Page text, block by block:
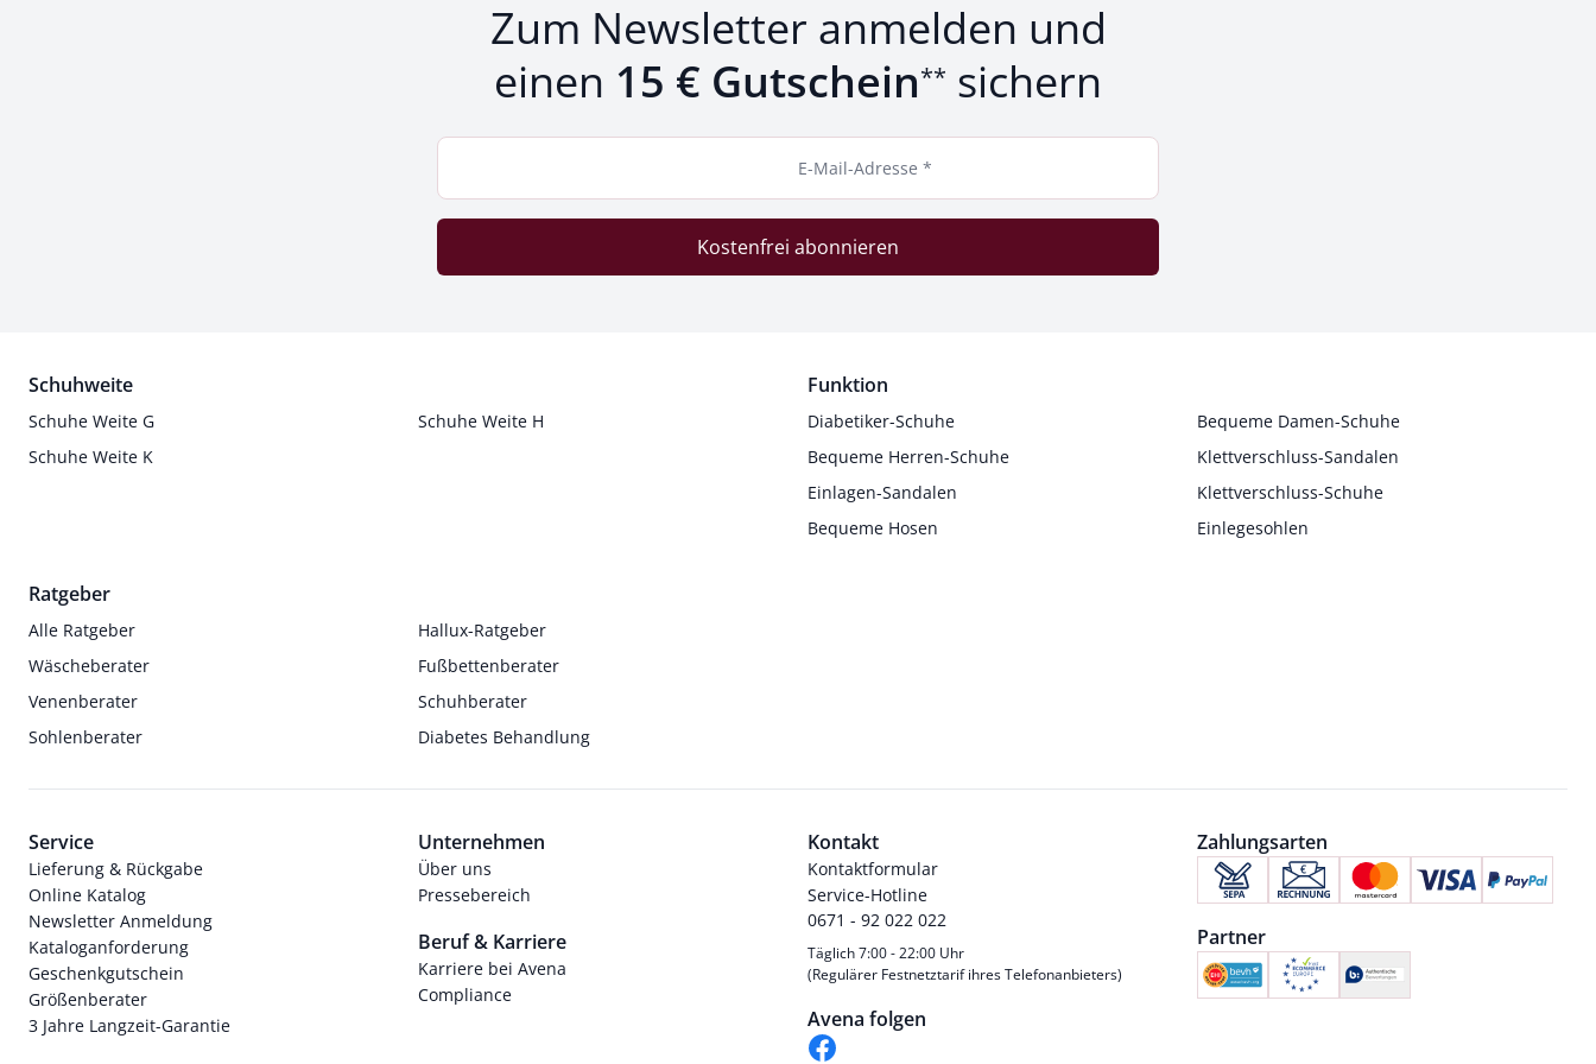
Zum Newsletter anmelden und
einen 15 € Gutschein** sichern
E-Mail-Adresse *
Kostenfrei abonnieren
Schuhweite
Schuhe Weite G
Schuhe Weite H
Schuhe Weite K
Funktion
Diabetiker-Schuhe
Bequeme Damen-Schuhe
Bequeme Herren-Schuhe
Klettverschluss-Sandalen
Einlagen-Sandalen
Klettverschluss-Schuhe
Bequeme Hosen
Einlegesohlen
Ratgeber
Alle Ratgeber
Hallux-Ratgeber
Wäscheberater
Fußbettenberater
Venenberater
Schuhberater
Sohlenberater
Diabetes Behandlung
Service
Lieferung & Rückgabe
Online Katalog
Newsletter Anmeldung
Kataloganforderung
Geschenkgutschein
Größenberater
3 Jahre Langzeit-Garantie
Unternehmen
Über uns
Pressebereich
Beruf & Karriere
Karriere bei Avena
Compliance
Kontakt
Kontaktformular
Service-Hotline
0671 - 92 022 022
Täglich 7:00 - 22:00 Uhr
(Regulärer Festnetztarif ihres Telefonanbieters)
Avena folgen
Zahlungsarten
Partner